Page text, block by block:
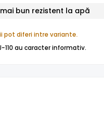
bun rezistent la apă
pot diferi intre variante.
110 au caracter informativ.